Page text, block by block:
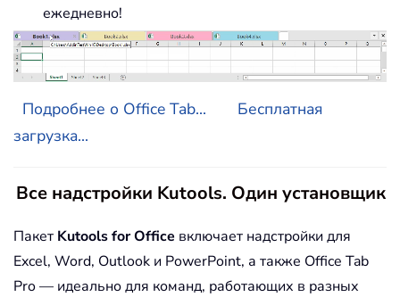
ежедневно!
Подробнее о Office Tab...
Бесплатная
загрузка...
Все надстройки Kutools. Один установщик
Пакет Kutools for Office включает надстройки для
Excel, Word, Outlook и PowerPoint, а также Office Tab
Pro — идеально для команд, работающих в разных